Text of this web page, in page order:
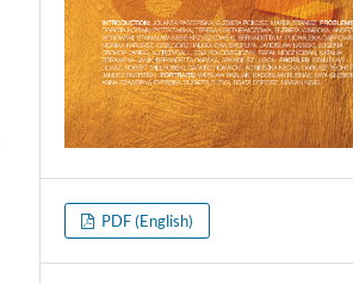
PDF (English)